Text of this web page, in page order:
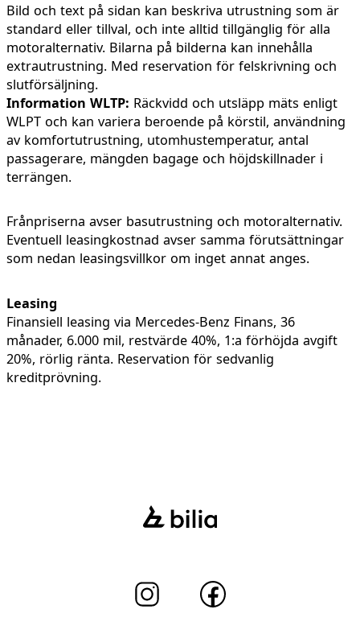
Bild och text på sidan kan beskriva utrustning som är
standard eller tillval, och inte alltid tillgänglig för alla
motoralternativ. Bilarna på bilderna kan innehålla
extrautrustning. Med reservation för felskrivning och
slutförsäljning.
Information WLTP: Räckvidd och utsläpp mäts enligt
WLPT och kan variera beroende på körstil, användning
av komfortutrustning, utomhustemperatur, antal
passagerare, mängden bagage och höjdskillnader i
terrängen.
Frånpriserna avser basutrustning och motoralternativ.
Eventuell leasingkostnad avser samma förutsättningar
som nedan leasingsvillkor om inget annat anges.
Leasing
Finansiell leasing via Mercedes-Benz Finans, 36
månader, 6.000 mil, restvärde 40%, 1:a förhöjda avgift
20%, rörlig ränta. Reservation för sedvanlig
kreditprövning.